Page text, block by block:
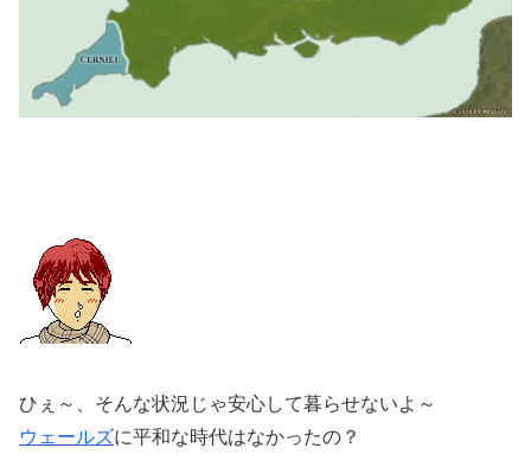
ひぇ～、そんな状況じゃ安心して暮らせないよ～
ウェールズに平和な時代はなかったの？